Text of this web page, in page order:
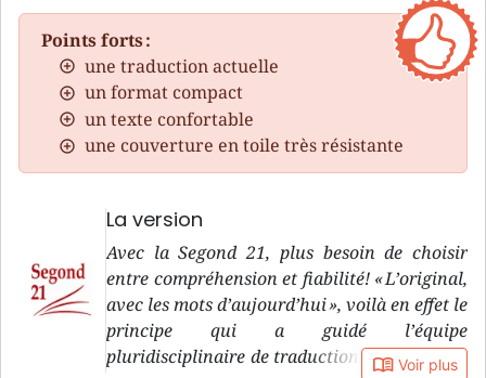
Points forts :
une traduction actuelle
un format compact
un texte confortable
une couverture en toile très résistante
La version
Avec la Segond 21, plus besoin de choisir
entre compréhension et fiabilité! « L’original,
avec les mots d’aujourd’hui », voilà en effet le
principe qui a guidé l’équipe
pluridisciplinaire de traduction de la version
book_open Voir plus